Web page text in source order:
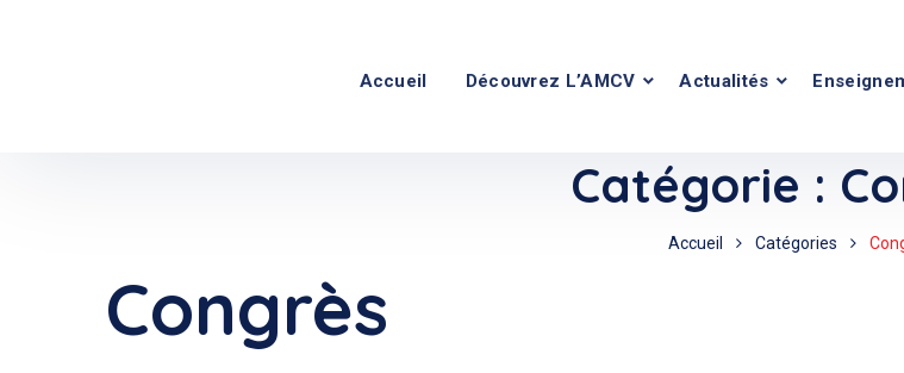
Accueil Découvrez L’AMCV Actualités
Catégorie :
Accueil Catégories
Congrès